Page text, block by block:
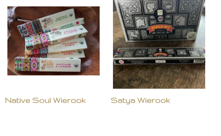
Native Soul Wierook Satya Wierook